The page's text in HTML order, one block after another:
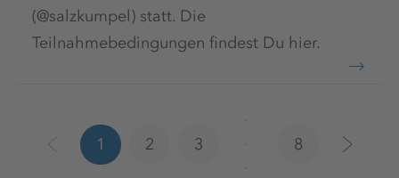
(@salzkumpel) statt. Die
Teilnahmebedingungen findest Du hier.
1 2 3 8